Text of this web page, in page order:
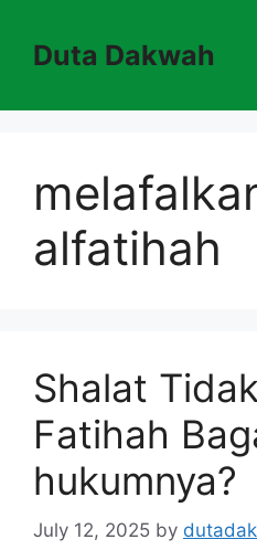
contentDuta Dakwah
alfatihah
Shalat
Fatihah
hukumnya?
July 12, 2025 by